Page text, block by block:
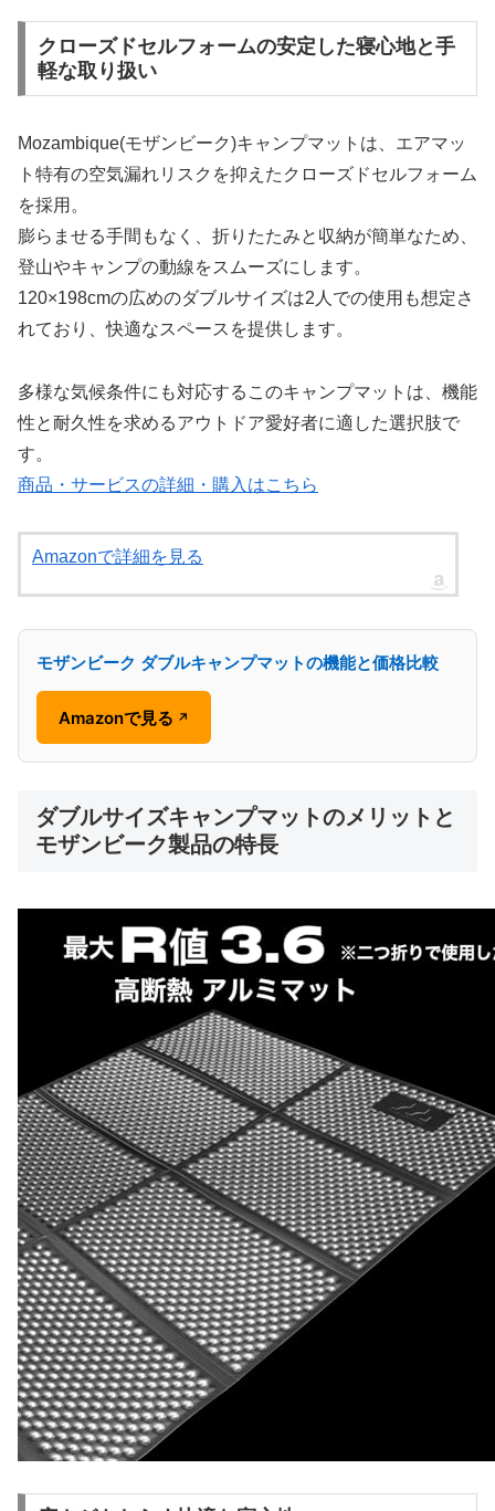
クローズドセルフォームの安定した寝心地と手
軽な取り扱い
Mozambique(モザンビーク)キャンプマットは、エアマッ
ト特有の空気漏れリスクを抑えたクローズドセルフォーム
を採用。
膨らませる手間もなく、折りたたみと収納が簡単なため、
登山やキャンプの動線をスムーズにします。
120×198cmの広めのダブルサイズは2人での使用も想定さ
れており、快適なスペースを提供します。
多様な気候条件にも対応するこのキャンプマットは、機能
性と耐久性を求めるアウトドア愛好者に適した選択肢で
す。
商品・サービスの詳細・購入はこちら
Amazonで詳細を見る
モザンビーク ダブルキャンプマットの機能と価格比較
Amazonで見る ↗
ダブルサイズキャンプマットのメリットと
モザンビーク製品の特長